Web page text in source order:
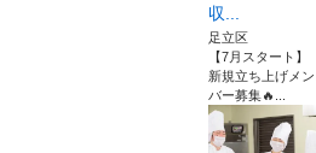
収...
足立区
【7月スタート】
新規立ち上げメン
バー募集🔥...